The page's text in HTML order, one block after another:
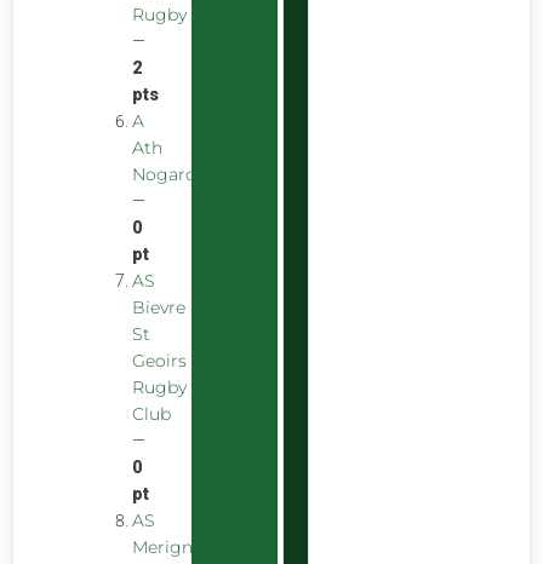
Rugby
—
2
pts
A
Ath
Nogarolienne
—
0
pt
AS
Bievre
St
Geoirs
Rugby
Club
—
0
pt
AS
Merignac